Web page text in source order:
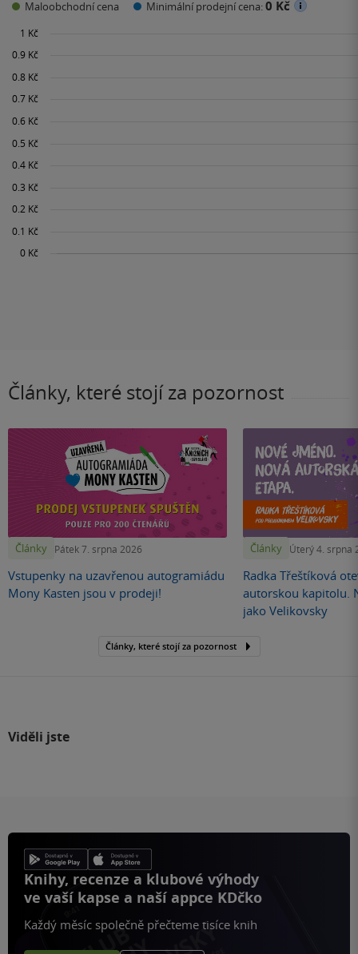
Maloobchodní cena Minimální prodejní cena:0 Kč
Články, které stojí za pozornost
Články Pátek 7. srpna 2026
Vstupenky na uzavřenou autogramiádu
Mony Kasten jsou v prodeji!
Články Úterý 4. srpna
Radka Třeštíková
autorskou kapitolu.
jako Velikovsky
Články, které stojí za pozornost
Viděli jste
Knihy, recenze a klubové výhody
ve vaší kapse a naší appce KDčko
Každý měsíc společně přečteme tisíce knih